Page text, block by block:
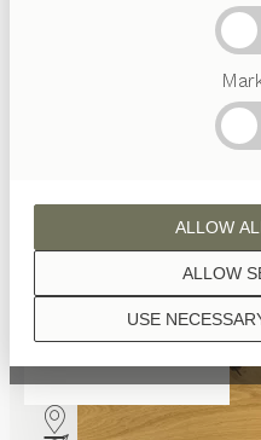
USE
ALLOW
ALLOW
tablenya